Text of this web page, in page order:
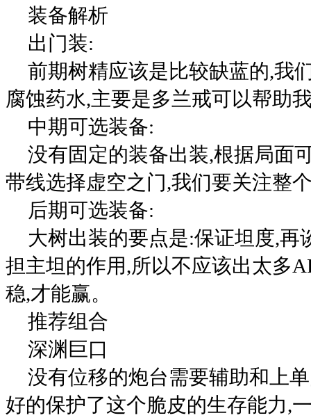
装备解析
出门装:
前期树精应该是比较缺蓝的,我
腐蚀药水,主要是多兰戒可以帮助
中期可选装备:
没有固定的装备出装,根据局面
带线选择虚空之门,我们要关注整
后期可选装备:
大树出装的要点是:保证坦度,再
担主坦的作用,所以不应该出太多
稳,才能赢。
推荐组合
深渊巨口
没有位移的炮台需要辅助和上
好的保护了这个脆皮的生存能力,